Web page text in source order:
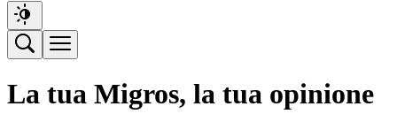
La tua Migros, la tua opinione